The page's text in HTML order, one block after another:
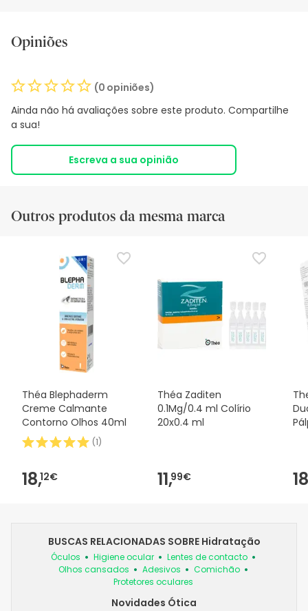
Opiniões
(0 opiniões)
Ainda não há avaliações sobre este produto. Compartilhe
a sua!
Escreva a sua opinião
Outros produtos da mesma marca
Théa Blephaderm
Creme Calmante
Contorno Olhos 40ml
(1)
18,12€
Théa Zaditen
0.1Mg/0.4 ml Colírio
20x0.4 ml
11,99€
BUSCAS RELACIONADAS SOBRE Hidratação
Óculos Higiene ocular
Lentes de contacto
Olhos cansados
Adesivos
Comichão
Protetores oculares
Novidades Ótica